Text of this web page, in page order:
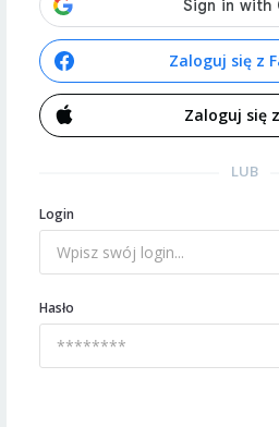
Zaloguj się z
Zaloguj się
LUB
Login
Hasło